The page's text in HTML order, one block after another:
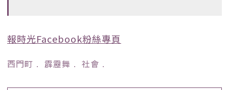
報時光Facebook粉絲專頁
西門町 ﹒ 霹靂舞 ﹒ 社會 ﹒